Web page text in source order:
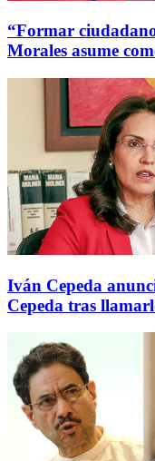
“Formar
Morales asume
Iván Cepeda
Cepeda tras